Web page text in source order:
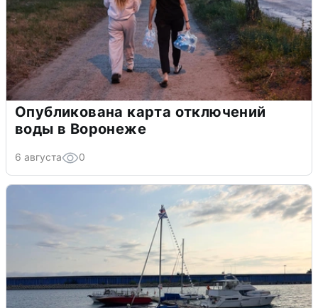
Опубликована карта отключений
воды в Воронеже
6 августа 0